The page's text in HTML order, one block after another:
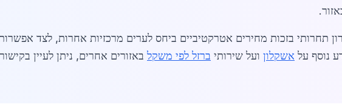
תחרותי בזכות מחירים אטרקטיביים ביחס לערים מרכזיות אחרות, לצד
נוסף על אשקלון ועל שירותי ברזל לפי משקל באזורים אחרים, ניתן לעיין